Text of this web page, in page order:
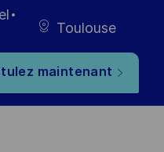
Toulouse
maintenant